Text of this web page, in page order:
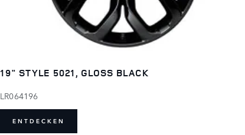
19" STYLE 5021, GLOSS BLACK
LR064196
ENTDECKEN